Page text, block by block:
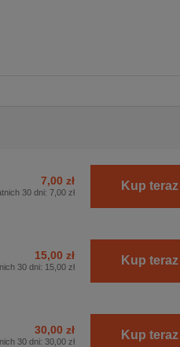
7,00 zł
30 dni: 7,00 zł Kup teraz
15,00 zł
30 dni: 15,00 zł Kup teraz
30,00 zł
30 dni: 30,00 zł Kup teraz